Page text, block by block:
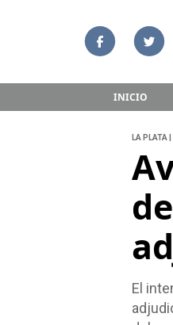
INICIO
LA PLATA
El